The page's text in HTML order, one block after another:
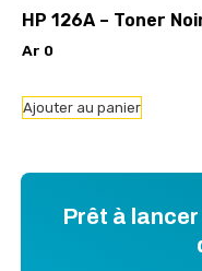
HP 126A – Toner
Ar 0
Ajouter au panier
Prêt à